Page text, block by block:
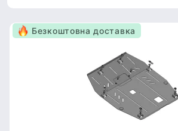
Безкоштовна доставка